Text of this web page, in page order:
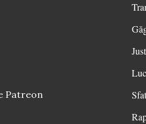
Patreon